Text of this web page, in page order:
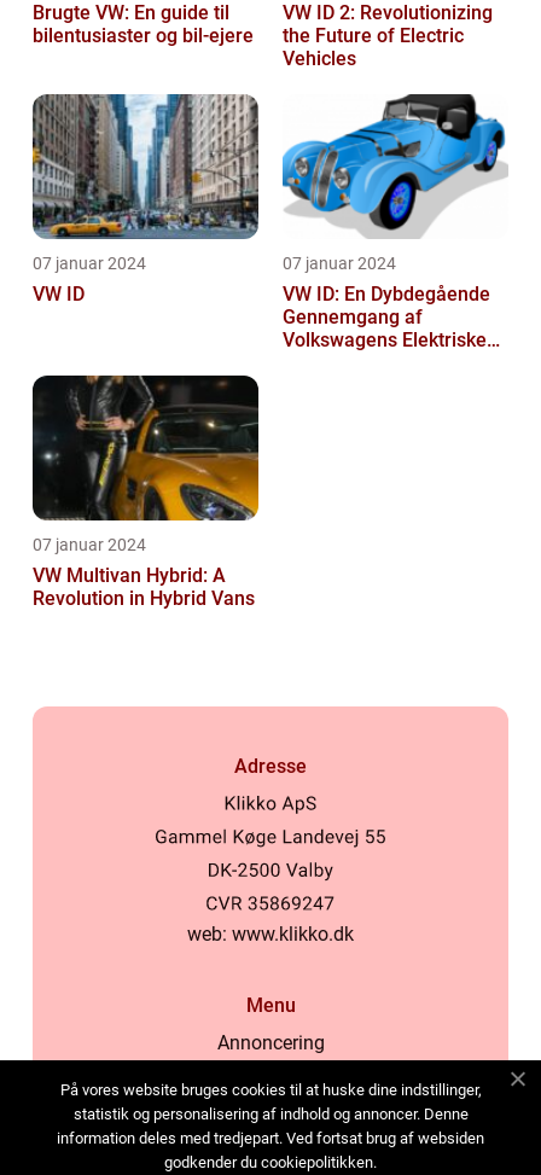
Brugte VW: En guide til
bilentusiaster og bil-ejere
VW ID 2: Revolutionizing
the Future of Electric
Vehicles
07 januar 2024
VW ID
07 januar 2024
VW ID: En Dybdegående
Gennemgang af
Volkswagens Elektriske
07 januar 2024
VW Multivan Hybrid: A
Revolution in Hybrid Vans
Adresse
web: www.klikko.dk
Menu
Annoncering
Cookies
Kontakt os
På vores website bruges cookies til at huske dine indstillinger,
statistik og personalisering af indhold og annoncer. Denne
information deles med tredjepart. Ved fortsat brug af websiden
godkender du cookiepolitikken.